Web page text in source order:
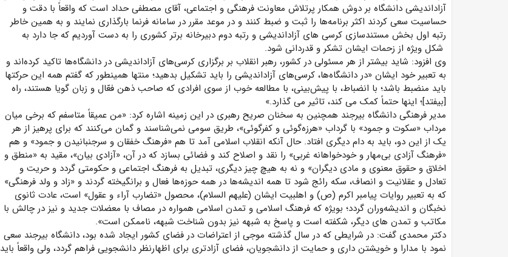
آزاداندیشی دانشگاه بر دوش همکار پرتلاش معاونت فرهنگی و اجتماعی، آقای مصطفی حداد است که واقعاً با دقت و
حساسیت سعی کردند اکثر برنامه‌ها را ثبت و ضبط کنند و در موعد مقرر در سامانه فرنما بارگذاری نمایند و به­ همین خاطر
رتبه اول بخش مستندسازی کرسی­ های آزاداندیشی و رتبه دوم دبیرخانه برتر کشوری را به­ دست آوردیم که جا دارد به
شکل ویژه از زحمات ایشان تشکر و قدردانی شود.
وی افزود: شاید بیشتر از هر مسئولی در کشور، رهبر انقلاب بر برگزاری کرسی­‌های آزاداندیشی در دانشگاه‌ها تاکید کرده‌­اند و
به تعبیر خود ایشان «در دانشگاه‌ها، کرسی‌های آزاداندیشی را باید تشکیل بدهید؛ منتها همین­طور که گفتم همه این حرکت­ها
باید منضبط باشد؛ با انضباط، با پیش‌بینی، با مطالعه خوب از سوی افرادی که صاحب ذهن فعّال و زبان گویا هستند، راه
[بیفتد]؛ اینها حتماً کمک می­ کند، تاثیر می­ گذارد.»
مدیر فرهنگی دانشگاه بیرجند همچنین به سخنان صریح رهبری در این زمینه اشاره کرد: «من‌ عمیقاً متاسفم‌ که‌ برخی‌ میان‌
مرداب‌ «سکوت‌ و جمود» با گرداب‌ «هرزه‌گوئی‌ و کفرگوئی‌»، طریق‌ سومی‌ نمی‌شناسند و گمان‌ می‌کنند که‌ برای‌ پرهیز از هر
یک‌ از این‌ دو، باید به‌ دام‌ دیگری‌ افتاد. حال‌ آنکه‌ انقلاب‌ اسلامی‌ آمد تا هم‌ «فرهنگ‌ خفقان‌ و سرجنبانیدن‌ و جمود» و هم‌
«فرهنگ‌ آزادی‌ بی‌مهار و خودخواهانه‌ غربی‌» را نقد و اصلاح‌ کند و فضائی‌ بسازد که‌ در آن‌، «آزادی‌ بیان‌»، مقید به‌ «منطق‌ و
اخلاق‌ و حقوق‌ معنوی‌ و مادی‌ دیگران‌» و نه‌ به‌ هیچ‌ چیز دیگری، تبدیل‌ به‌ فرهنگ‌ اجتماعی‌ و حکومتی‌ گردد و حریت‌ و
تعادل‌ و عقلانیت‌ و انصاف‌، سکه‌ رائج‌ شود تا همه اندیشه‌ها در همه حوزه‌ها فعال‌ و برانگیخته‌ گردند و «زاد و ولد فرهنگی‌»
که‌ به‌ تعبیر روایات‌ پیامبر اکرم‌ (ص‌) و اهلبیت‌ ایشان‌ (علیهم‌ السلام‌)، محصول‌ «تضارب‌ آراء و عقول‌» است‌، عادت‌ ثانوی‌
نخبگان‌ و اندیشه‌وران‌ گردد؛ بویژه‌ که‌ فرهنگ‌ اسلامی‌ و تمدن‌ اسلامی‌ همواره‌ در مصاف‌ با معضلات‌ جدید و نیز در چالش‌ با
مکاتب‌ و تمدن­ های‌ دیگر، شکفته‌ است‌ و پاسخ‌ به‌ شبهه‌ نیز بدون‌ شناخت‌ شبهه‌، ناممکن‌ است».
دکتر محمدی گفت: در شرایطی که در سال گذشته موجی از اعتراضات در فضای کشور ایجاد شده بود، دانشگاه بیرجند سعی
نمود با مدارا و خویشتن داری و حمایت از دانشجویان، فضای آزادتری برای اظهارنظر دانشجویی فراهم گردد، ولی واقعاً باید